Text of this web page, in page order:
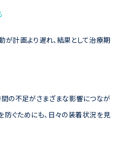
計画より遅れ、結果として治療期
の不足がさまざまな影響につなが
防ぐためにも、日々の装着状況を見